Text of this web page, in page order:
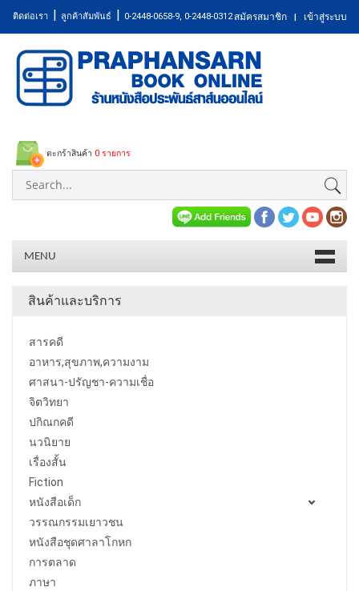
ติดต่อเรา | ลูกค้าสัมพันธ์ | 0-2448-0658-9, 0-2448-0312สมัครสมาชิก | เข้าสู่ระบบ
ตะกร้าสินค้า 0 รายการ
MENU
สินค้าและบริการ
สารคดี
อาหาร,สุขภาพ,ความงาม
ศาสนา-ปรัญชา-ความเชื่อ
จิตวิทยา
ปกิณกคดี
นวนิยาย
เรื่องสั้น
Fiction
หนังสือเด็ก
วรรณกรรมเยาวชน
หนังสือชุดศาลาโกหก
การตลาด
ภาษา